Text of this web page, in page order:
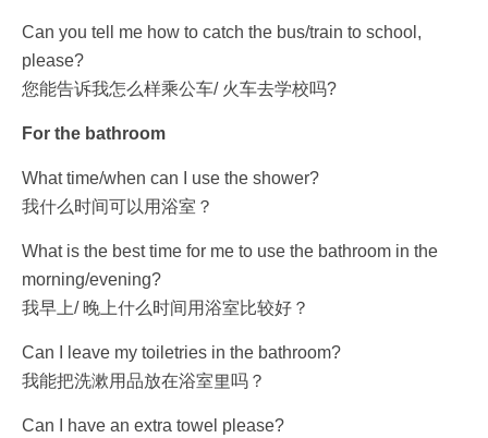
Can you tell me how to catch the bus/train to school,
please?
您能告诉我怎么样乘公车/ 火车去学校吗?
For the bathroom
What time/when can I use the shower?
我什么时间可以用浴室？
What is the best time for me to use the bathroom in the
morning/evening?
我早上/ 晚上什么时间用浴室比较好？
Can I leave my toiletries in the bathroom?
我能把洗漱用品放在浴室里吗？
Can I have an extra towel please?